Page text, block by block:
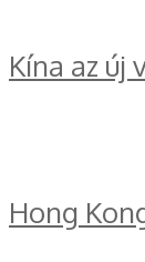
Kína az új
Hong